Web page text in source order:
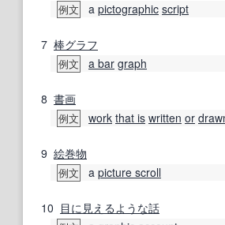
例文 a pictographic script
7 棒グラフ
例文 a bar graph
8 書画
例文 work that is written or
9 絵巻物
例文 a picture scroll
10 目に見えるような話